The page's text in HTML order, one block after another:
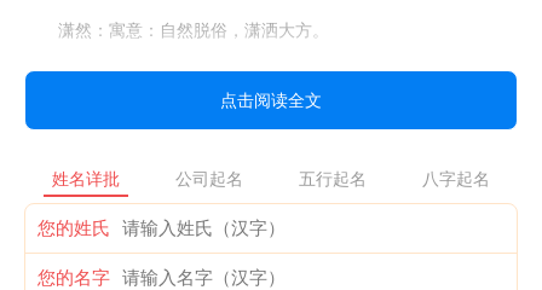
潇然：寓意：自然脱俗，潇洒大方。
子涵：取自“子部京涵”寓意： 拥有光明的前途与博大的胸怀。
雯华、文茵、文静、文君、文漪、文丽、文心、文惠、文敏、
玟丽
点击阅读全文
姓名详批 公司起名 五行起名 八字起名
您的姓氏
您的名字